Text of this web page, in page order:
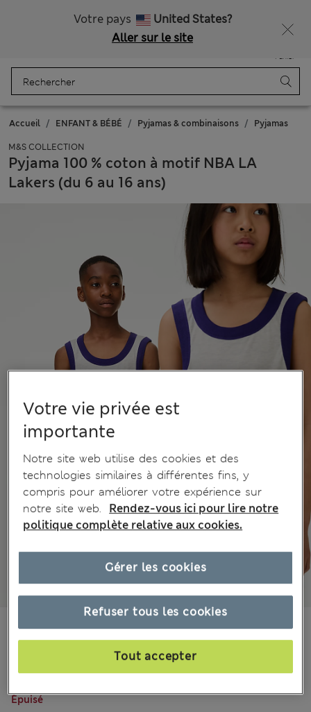
Votre pays
United States?
Aller sur le site
Panier
Accueil ENFANT & BÉBÉ Pyjamas & combinaisons Pyjamas
M&S COLLECTION
Pyjama 100 % coton à motif NBA LA
Lakers (du 6 au 16 ans)
€24,00 Tous les prix incluent les taxes et les frais de douanes
Épuisé
Votre vie privée est
importante
Notre site web utilise des cookies et des
technologies similaires à différentes fins, y
compris pour améliorer votre expérience sur
notre site web.
Rendez-vous ici pour lire notre
politique complète relative aux cookies.
Refuser tous les cookies
Tout accepter
Gérer les cookies